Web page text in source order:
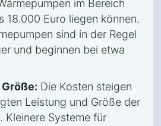
im Bereich
18.000 Euro liegen können.
sind in der Regel
und beginnen bei etwa
Die Kosten steigen
Leistung und Größe der
Kleinere Systeme für